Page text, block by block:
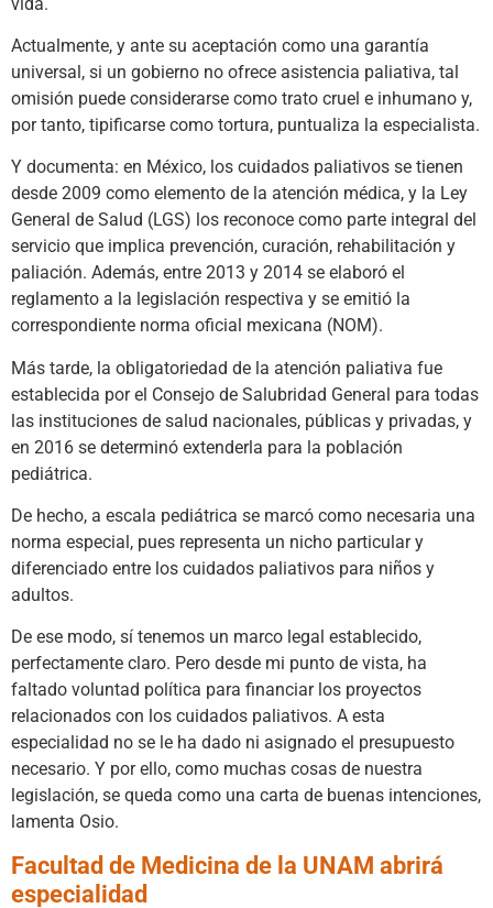
Actualmente, y ante su aceptación como una garantía
universal, si un gobierno no ofrece asistencia paliativa, tal
omisión puede considerarse como trato cruel e inhumano y,
por tanto, tipificarse como tortura, puntualiza la especialista.
Y documenta: en México, los cuidados paliativos se tienen
desde 2009 como elemento de la atención médica, y la Ley
General de Salud (LGS) los reconoce como parte integral del
servicio que implica prevención, curación, rehabilitación y
paliación. Además, entre 2013 y 2014 se elaboró el
reglamento a la legislación respectiva y se emitió la
correspondiente norma oficial mexicana (NOM).
Más tarde, la obligatoriedad de la atención paliativa fue
establecida por el Consejo de Salubridad General para todas
las instituciones de salud nacionales, públicas y privadas, y
en 2016 se determinó extenderla para la población
pediátrica.
De hecho, a escala pediátrica se marcó como necesaria una
norma especial, pues representa un nicho particular y
diferenciado entre los cuidados paliativos para niños y
adultos.
De ese modo, sí tenemos un marco legal establecido,
perfectamente claro. Pero desde mi punto de vista, ha
faltado voluntad política para financiar los proyectos
relacionados con los cuidados paliativos. A esta
especialidad no se le ha dado ni asignado el presupuesto
necesario. Y por ello, como muchas cosas de nuestra
legislación, se queda como una carta de buenas intenciones,
lamenta Osio.
Facultad de Medicina de la UNAM abrirá
especialidad